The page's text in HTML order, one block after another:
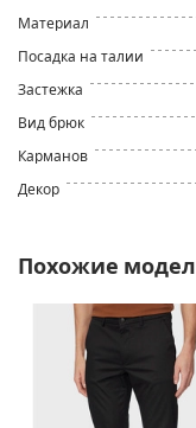
Материал
Посадка на талии
Застежка
Вид брюк
Карманов
Декор
Похожие